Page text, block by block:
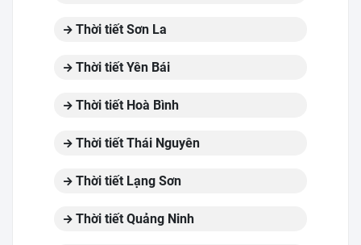
Thời tiết Sơn La
Thời tiết Yên Bái
Thời tiết Hoà Bình
Thời tiết Thái Nguyên
Thời tiết Lạng Sơn
Thời tiết Quảng Ninh